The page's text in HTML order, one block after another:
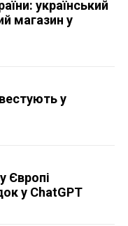
український
магазин у
у
Європі
у ChatGPT